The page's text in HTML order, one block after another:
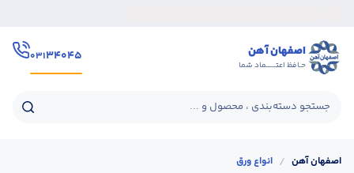
اصفهان آهن
حـافظ اعتــــــماد شما
۳۴۰۴۵۰۳۱
جستجو دسته‌بندی ، محصول و ...
اصفهان آهن / انواع ورق